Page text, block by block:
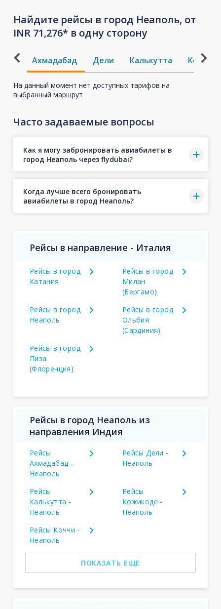
Найдите рейсы в город Неаполь, от
INR 71,276* в одну сторону
Ахмадабад Дели Калькутта
На данный момент нет доступных тарифов на
выбранный маршрут
Часто задаваемые вопросы
Как я могу забронировать авиабилеты в
город Неаполь через flydubai?
Когда лучше всего бронировать
авиабилеты в город Неаполь?
Рейсы в направление - Италия
Рейсы в город
Катания
Рейсы в город
Милан
(Бергамо)
Рейсы в город
Неаполь
Рейсы в город
Ольбия
(Сардиния)
Рейсы в город
Пиза
(Флоренция)
Рейсы в город Неаполь из
направления Индия
Рейсы
Ахмадабад -
Неаполь
Рейсы Дели -
Неаполь
Рейсы
Калькутта -
Неаполь
Рейсы
Кожикоде -
Неаполь
Рейсы Коччи -
Неаполь
ПОКАЗАТЬ ЕЩЕ